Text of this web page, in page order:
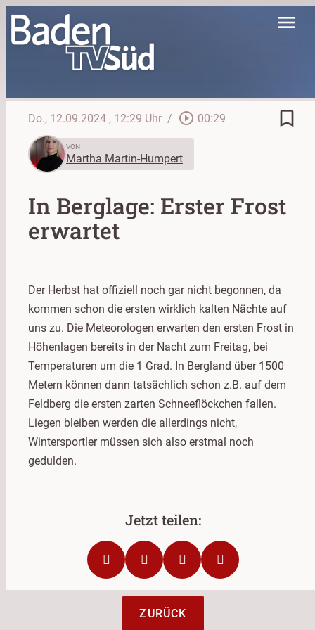
menu
Do., 12.09.2024 , 12:29 Uhr / play_circle_outline 00:29 bookmark_border
VON
Martha Martin-Humpert
In Berglage: Erster Frost
erwartet
Der Herbst hat offiziell noch gar nicht begonnen, da
kommen schon die ersten wirklich kalten Nächte auf
uns zu. Die Meteorologen erwarten den ersten Frost in
Höhenlagen bereits in der Nacht zum Freitag, bei
Temperaturen um die 1 Grad. In Bergland über 1500
Metern können dann tatsächlich schon z.B. auf dem
Feldberg die ersten zarten Schneeflöckchen fallen.
Liegen bleiben werden die allerdings nicht,
Wintersportler müssen sich also erstmal noch
gedulden.
ZURÜCK